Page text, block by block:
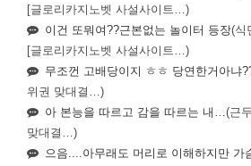
[글로리카지노벳 사설사이트…)
이건 또뭐여??근본없는 놀이터 등장(식
[글로리카지노벳 사설사이트…)
무조껀 고배당이지 ㅎㅎ 당연한거아냐
위권 맞대결…)
아 본능을 따르고 감을 따르는 내…(근
맞대결…)
으음....아무래도 머리로 이해하지만 가